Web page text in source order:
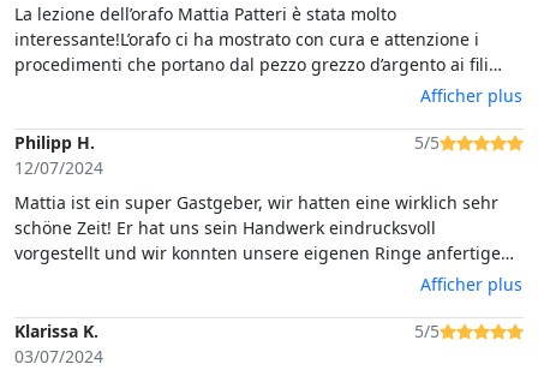
La lezione dell’orafo Mattia Patteri è stata molto
interessante!L’orafo ci ha mostrato con cura e attenzione i
procedimenti che portano dal pezzo grezzo d’argento ai fili
sottilissimi di filigrana; ha fatto provare anche a noi come si
stesso e ci ha fatto vedere come si ottengono le piccolissime
sfere che vanno a decorare i gioielli.Si esce dal laboratorio
nelle vetrine!
Afficher plus
Philipp H.
12/07/2024
5/5
Mattia ist ein super Gastgeber, wir hatten eine wirklich sehr
schöne Zeit! Er hat uns sein Handwerk eindrucksvoll
vorgestellt und wir konnten unsere eigenen Ringe anfertigen.
Wir würden jedem Empfehlen diesen Kurs zu besuchen.Vielen
Afficher plus
Klarissa K.
03/07/2024
5/5